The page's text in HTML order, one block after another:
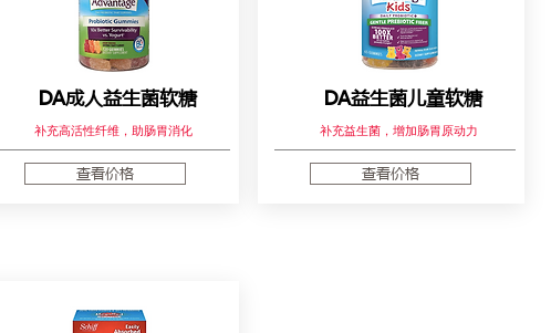
DA成人益生菌软糖
补充高活性纤维，助肠胃消化
查看价格
DA益生菌儿童软糖
补充益生菌，增加肠胃原动力
查看价格